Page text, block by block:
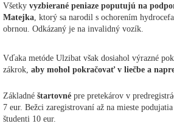
Všetky vyzbierané peniaze poputujú na
Matejka , ktorý sa narodil s ochorením
obrnou. Odkázaný je na invalidný vozík.
Vďaka metóde Ulzibat však dosiahol výrazné
zákrok, aby mohol pokračovať v liečbe a
Základné štartovné pre pretekárov v
7 eur. Bežci zaregistrovaní až na mieste
študenti 10 eur.